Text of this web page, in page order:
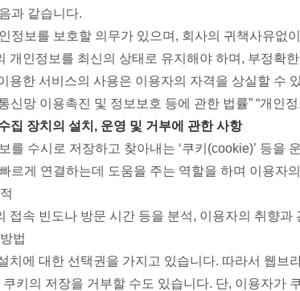
과 같습니다.
정보를 보호할 의무가 있으며, 회사의 귀책사유없
개인정보를 최신의 상태로 유지해야 하며, 부정확
용한 서비스의 사용은 이용자의 자격을 상실할 수
신망 이용촉진 및 정보보호 등에 관한 법률” “개인
집 장치의 설치, 운영 및 거부에 관한 사항
를 수시로 저장하고 찾아내는 ‘쿠키(cookie)’ 등
르게 연결하는데 도움을 주는 역할을 하며 이용자
접속 빈도나 방문 시간 등을 분석, 이용자의 취향
법
치에 대한 선택권을 가지고 있습니다. 따라서 웹
쿠키의 저장을 거부할 수도 있습니다. 단, 이용자가